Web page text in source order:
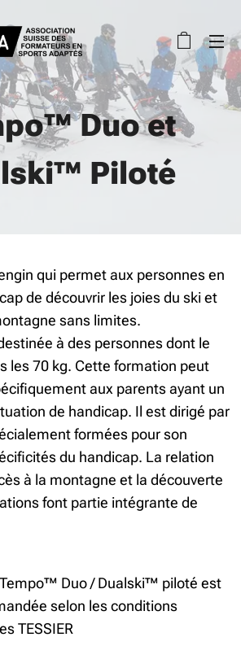
Duo et
Piloté
qui permet aux personnes en
de découvrir les joies du ski et
sans limites.
à des personnes dont le
les 70 kg. Cette formation peut
aux parents ayant un
de handicap. Il est dirigé par
formées pour son
du handicap. La relation
à la montagne et la découverte
font partie intégrante de
Duo / Dualski™ piloté est
selon les conditions
TESSIER